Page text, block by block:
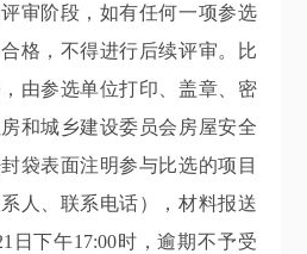
审阶段，如有任何一项参选
格，不得进行后续评审。比
由参选单位打印、盖章、密
和城乡建设委员会房屋安全
袋表面注明参与比选的项目
人、联系电话），材料报送
日下午17:00时，逾期不予受